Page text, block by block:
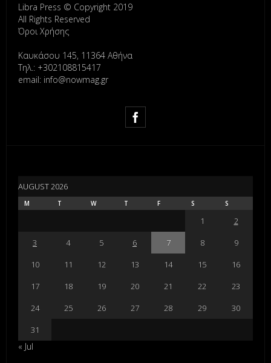
Libra Press © Copyright 2019
All Rights Reserved
Όροι Χρήσης
Καυκάσου 145, 11364 Αθήνα
Τηλ.: +302108815417
email: info@nowmag.gr
AUGUST 2026
M T W T F S S
1
2
3
4 5 6 7 8
9
10
11 12 13 14 15
16
17
18 19 20 21 22
23
24
25 26 27 28 29
30
31
« Jul